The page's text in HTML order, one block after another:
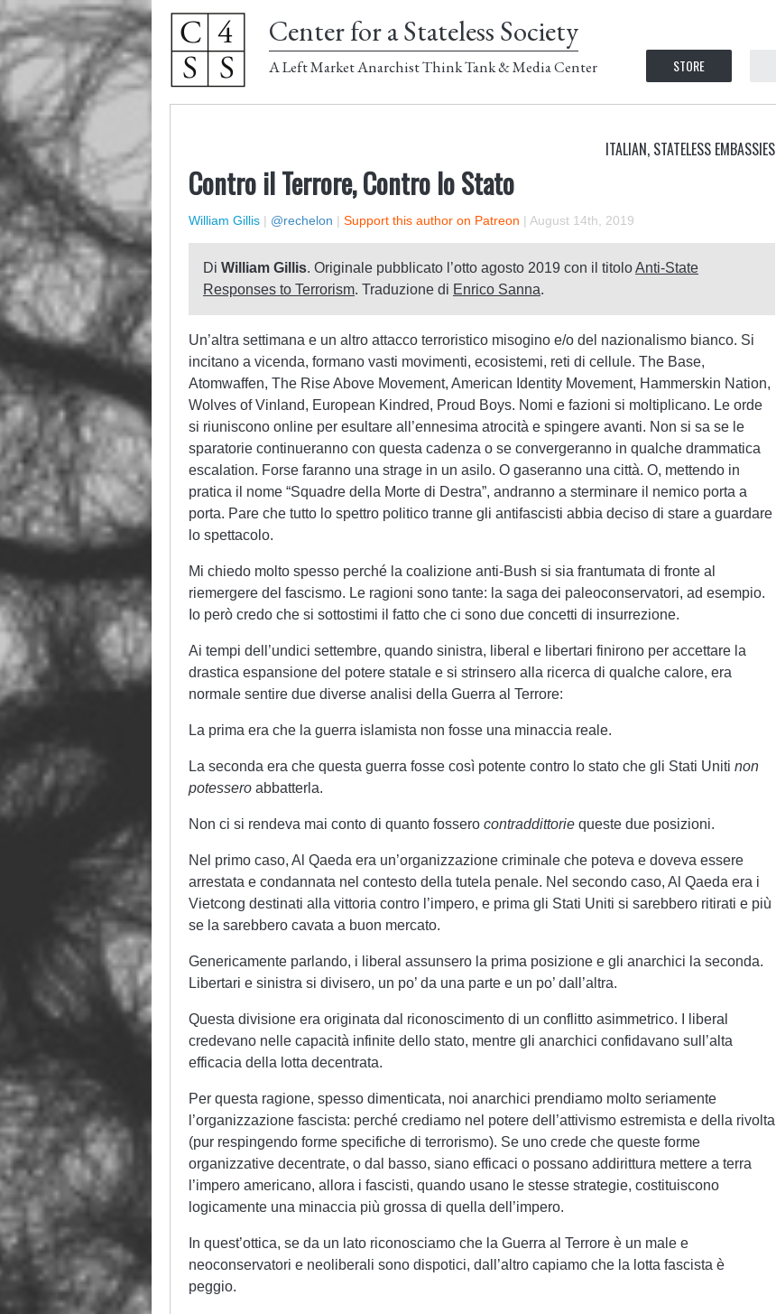
Center for a Stateless Society
A Left Market Anarchist Think Tank & Media Center STORE
ITALIAN, STATELESS EMBASSIES
Contro il Terrore, Contro lo Stato
William Gillis | @rechelon | Support this author on Patreon | August 14th, 2019
Di William Gillis. Originale pubblicato l’otto agosto 2019 con il titoloAnti-State
Responses to Terrorism. Traduzione di Enrico Sanna.
Un’altra settimana e un altro attacco terroristico misogino e/o del nazionalismo bianco. Si
incitano a vicenda, formano vasti movimenti, ecosistemi, reti di cellule. The Base,
Atomwaffen, The Rise Above Movement, American Identity Movement, Hammerskin Nation,
Wolves of Vinland, European Kindred, Proud Boys. Nomi e fazioni si moltiplicano. Le orde
si riuniscono online per esultare all’ennesima atrocità e spingere avanti. Non si sa se le
sparatorie continueranno con questa cadenza o se convergeranno in qualche drammatica
escalation. Forse faranno una strage in un asilo. O gaseranno una città. O, mettendo in
pratica il nome “Squadre della Morte di Destra”, andranno a sterminare il nemico porta a
porta. Pare che tutto lo spettro politico tranne gli antifascisti abbia deciso di stare a guardare
lo spettacolo.
Mi chiedo molto spesso perché la coalizione anti-Bush si sia frantumata di fronte al
riemergere del fascismo. Le ragioni sono tante: la saga dei paleoconservatori, ad esempio.
Io però credo che si sottostimi il fatto che ci sono due concetti di insurrezione.
Ai tempi dell’undici settembre, quando sinistra, liberal e libertari finirono per accettare la
drastica espansione del potere statale e si strinsero alla ricerca di qualche calore, era
normale sentire due diverse analisi della Guerra al Terrore:
La prima era che la guerra islamista non fosse una minaccia reale.
La seconda era che questa guerra fosse così potente contro lo stato che gli Stati Uniti non
potessero abbatterla.
Non ci si rendeva mai conto di quanto fossero contraddittorie queste due posizioni.
Nel primo caso, Al Qaeda era un’organizzazione criminale che poteva e doveva essere
arrestata e condannata nel contesto della tutela penale. Nel secondo caso, Al Qaeda era i
Vietcong destinati alla vittoria contro l’impero, e prima gli Stati Uniti si sarebbero ritirati e più
se la sarebbero cavata a buon mercato.
Genericamente parlando, i liberal assunsero la prima posizione e gli anarchici la seconda.
Libertari e sinistra si divisero, un po’ da una parte e un po’ dall’altra.
Questa divisione era originata dal riconoscimento di un conflitto asimmetrico. I liberal
credevano nelle capacità infinite dello stato, mentre gli anarchici confidavano sull’alta
efficacia della lotta decentrata.
Per questa ragione, spesso dimenticata, noi anarchici prendiamo molto seriamente
l’organizzazione fascista: perché crediamo nel potere dell’attivismo estremista e della rivolta
(pur respingendo forme specifiche di terrorismo). Se uno crede che queste forme
organizzative decentrate, o dal basso, siano efficaci o possano addirittura mettere a terra
l’impero americano, allora i fascisti, quando usano le stesse strategie, costituiscono
logicamente una minaccia più grossa di quella dell’impero.
In quest’ottica, se da un lato riconosciamo che la Guerra al Terrore è un male e
neoconservatori e neoliberali sono dispotici, dall’altro capiamo che la lotta fascista è
peggio.